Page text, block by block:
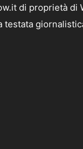
di proprietà di
testata